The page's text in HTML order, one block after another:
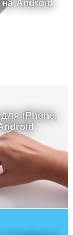
Android
iPhone,